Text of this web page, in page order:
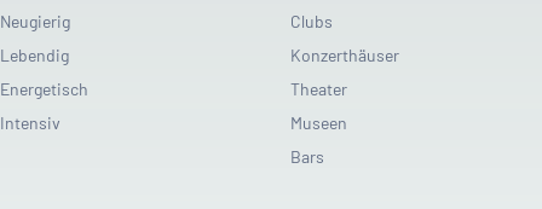
Neugierig
Lebendig
Energetisch
Intensiv
Clubs
Konzerthäuser
Theater
Museen
Bars